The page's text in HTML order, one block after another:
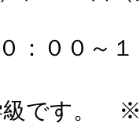
：００～
級です。